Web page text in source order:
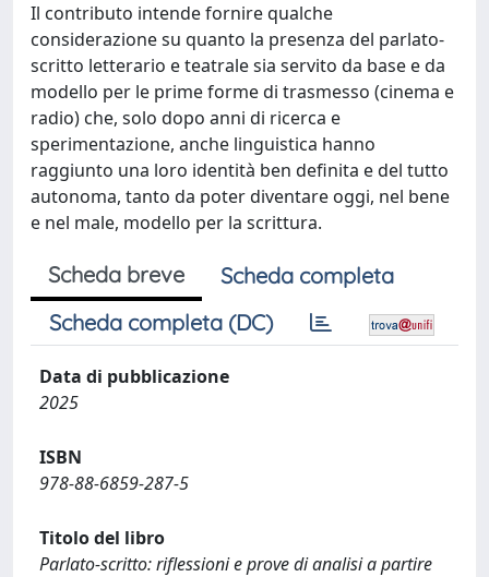
Il contributo intende fornire qualche
considerazione su quanto la presenza del parlato-
scritto letterario e teatrale sia servito da base e da
modello per le prime forme di trasmesso (cinema e
radio) che, solo dopo anni di ricerca e
sperimentazione, anche linguistica hanno
raggiunto una loro identità ben definita e del tutto
autonoma, tanto da poter diventare oggi, nel bene
e nel male, modello per la scrittura.
Scheda breve
Scheda completa
Scheda completa (DC)
Data di pubblicazione
2025
ISBN
978-88-6859-287-5
Titolo del libro
Parlato-scritto: riflessioni e prove di analisi a partire